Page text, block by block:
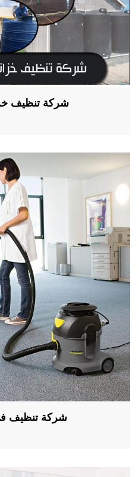
شركة تنظيف
شركة تنظيف